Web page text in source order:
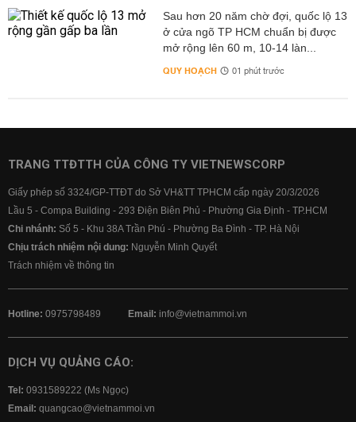
Sau hơn 20 năm chờ đợi, quốc lộ 13
ở cửa ngõ TP HCM chuẩn bị được
mở rộng lên 60 m, 10-14 làn...
QUY HOẠCH 01 phút trước
TRANG TTĐTTH CỦA CÔNG TY VIETNEWSCORP
Giấy phép số 3324/GP-TTĐT do Sở VH&TT TPHCM cấp ngày 20/3/2026
Lầu 5 - Compa Building - 293 Điện Biên Phủ - Phường Gia Định - TP.HCM
Chi nhánh: Số 5 - Khu 38A Trần Phú - Phường Ba Đình - TP. Hà Nội
Chịu trách nhiệm nội dung: Nguyễn Minh Quyết
Trách nhiệm về thông tin
Hotline: 0975798489 Email: info@vietnammoi.vn
DỊCH VỤ QUẢNG CÁO:
Tel: 0931589222 (Ms Ngọc)
Email: quangcao@vietnammoi.vn